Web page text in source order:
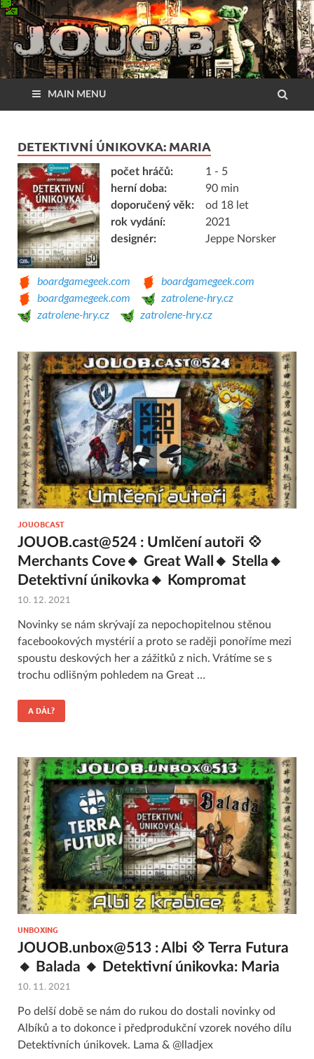
MAIN MENU
DETEKTIVNÍ ÚNIKOVKA: MARIA
počet hráčů:
1 - 5
herní doba:
90 min
doporučený věk:
od 18 let
rok vydání:
2021
designér:
Jeppe Norsker
boardgamegeek.com
boardgamegeek.com
boardgamegeek.com
zatrolene-hry.cz
zatrolene-hry.cz
zatrolene-hry.cz
JOUOBCAST
JOUOB.cast@524 : Umlčení autoři 💠
Merchants Cove🔸 Great Wall🔸 Stella🔸
Detektivní únikovka🔸 Kompromat
10. 12. 2021
Novinky se nám skrývají za nepochopitelnou stěnou
facebookových mystérií a proto se raději ponoříme mezi
spoustu deskových her a zážitků z nich. Vrátíme se s
trochu odlišným pohledem na Great …
A DÁL?
UNBOXING
JOUOB.unbox@513 : Albi 💠 Terra Futura
🔸 Balada 🔸 Detektivní únikovka: Maria
10. 11. 2021
Po delší době se nám do rukou do dostali novinky od
Albíků a to dokonce i předprodukční vzorek nového dílu
Detektivních únikovek. Lama & @lladjex